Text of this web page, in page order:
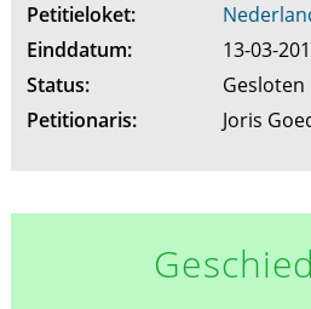
Petitieloket:
Einddatum:
13-03-
Status:
Gesloten
Petitionaris:
Joris